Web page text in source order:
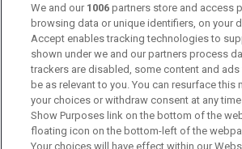
Om oss
Kontakta oss
Kundtjänst
Sponsor: Rekatochklart
Annonsera på Fotbolldirekt
We and our 1006 partners store and access
browsing data or unique identifiers, on your
Accept enables tracking technologies to
shown under we and our partners process
trackers are disabled, some content and ads
be as relevant to you. You can resurface this
your choices or withdraw consent at any
Show Purposes link on the bottom of the
floating icon on the bottom-left of the
Your choices will have effect within our